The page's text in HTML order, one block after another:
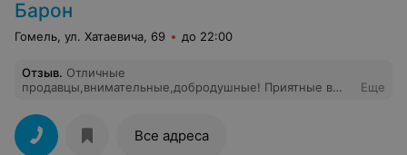
Барон
Гомель, ул. Хатаевича, 69 до 22:00
Отзыв. Отличные
продавцы,внимательные,добродушные! Приятные в
Еще
Все адреса